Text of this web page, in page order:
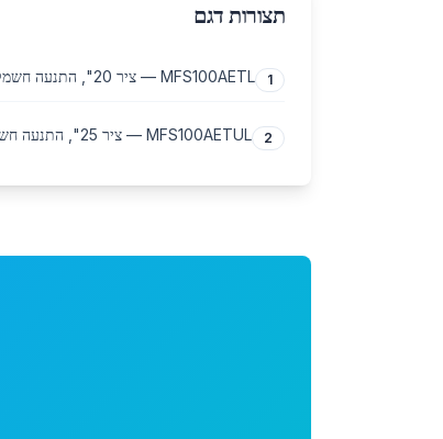
תצורות דגם
1 MFS100AETL — ציר 20", התנעה חשמלית, שלט רחוק
2 MFS100AETUL — ציר 25", התנעה חשמלית, שלט רחוק